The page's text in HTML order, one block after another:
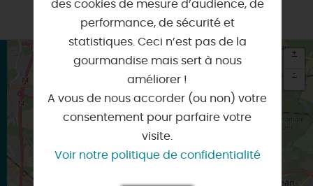
×
FLEURY-LES-AUBRAIS
+
-
des cookies de mesure d’audience, de
performance, de sécurité et
statistiques. Ceci n’est pas de la
gourmandise mais sert à nous
améliorer !
A vous de nous accorder (ou non) votre
consentement pour parfaire votre
visite.
Voir notre politique de confidentialité